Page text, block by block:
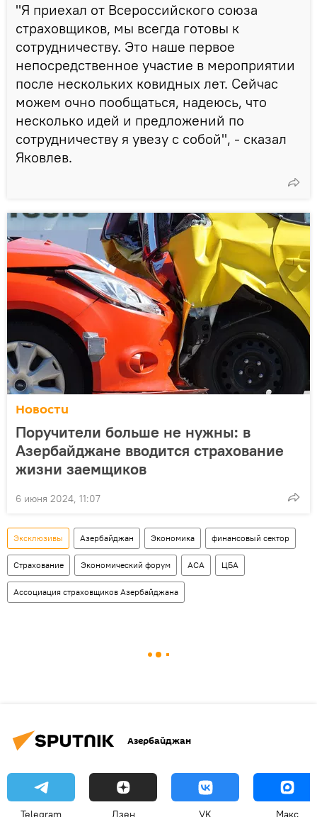
"Я приехал от Всероссийского союза
страховщиков, мы всегда готовы к
сотрудничеству. Это наше первое
непосредственное участие в мероприятии
после нескольких ковидных лет. Сейчас
можем очно пообщаться, надеюсь, что
несколько идей и предложений по
сотрудничеству я увезу с собой", - сказал
Яковлев.
Новости
Поручители больше не нужны: в
Азербайджане вводится страхование
жизни заемщиков
6 июня 2024, 11:07
Эксклюзивы Азербайджан Экономика финансовый сектор
Страхование Экономический форум АСА ЦБА
Ассоциация страховщиков Азербайджана
Азербайджан
Telegram Дзен VK Макс